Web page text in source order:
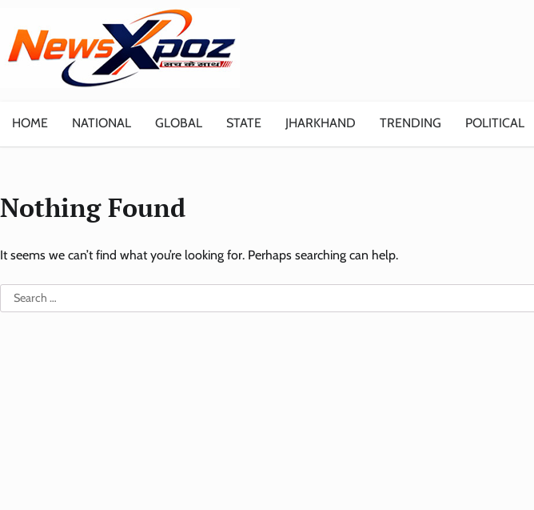
content
HOME NATIONAL GLOBAL STATE JHARKHAND TRENDING POLITICAL
Nothing Found
It seems we can’t find what you’re looking for. Perhaps searching can help.
Search
for: